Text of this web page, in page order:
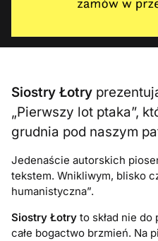
Siostry Łotry
„Pierwszy lot ptaka”,
grudnia pod naszym
Jedenaście autorskich
tekstem. Wnikliwym, blisko
humanistyczna”.
Siostry Łotry to skład nie
całe bogactwo brzmień. Na